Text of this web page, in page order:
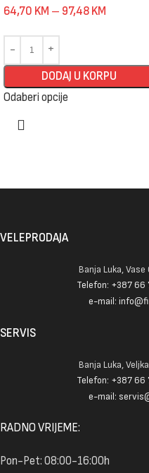
64,70 KM – 97,48 KM
DODAJ U KORPU
Odaberi opcije
VELEPRODAJA
Banja Luka, Vase
Telefon: +387 66
e-mail:
SERVIS
Banja Luka,
Telefon: +387 66
e-mail:
RADNO VRIJEME:
Pon-Pet: 08:00-16:00h